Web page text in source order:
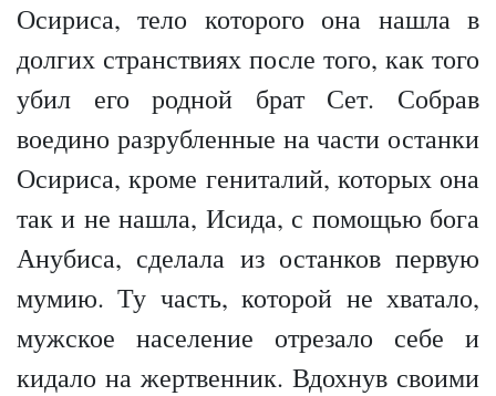
Осириса, тело которого она нашла в
долгих странствиях после того, как того
убил его родной брат Сет. Собрав
воедино разрубленные на части останки
Осириса, кроме гениталий, которых она
так и не нашла, Исида, с помощью бога
Анубиса, сделала из останков первую
мумию. Ту часть, которой не хватало,
мужское население отрезало себе и
кидало на жертвенник. Вдохнув своими